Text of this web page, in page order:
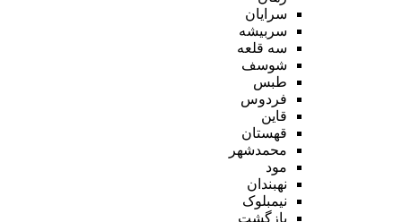
سرایان
سربیشه
سه قلعه
شوسف
طبس
فردوس
قاین
قهستان
محمدشهر
مود
نهبندان
نیمبلوک
بازگشت